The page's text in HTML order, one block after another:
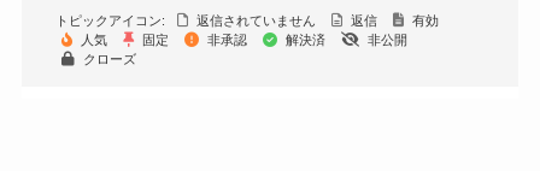
トピックアイコン:
返信されていません 返信
有効
人気
固定 非承認 解決済
非公開
クローズ